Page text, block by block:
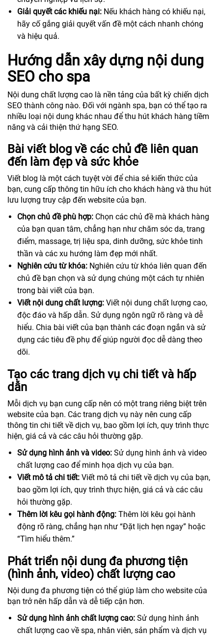
Giải quyết các khiếu nại: Nếu khách hàng có khiếu nại,
hãy cố gắng giải quyết vấn đề một cách nhanh chóng
và hiệu quả.
Hướng dẫn xây dựng nội dung
SEO cho spa
Nội dung chất lượng cao là nền tảng của bất kỳ chiến dịch
SEO thành công nào. Đối với ngành spa, bạn có thể tạo ra
nhiều loại nội dung khác nhau để thu hút khách hàng tiềm
năng và cải thiện thứ hạng SEO.
Bài viết blog về các chủ đề liên quan
đến làm đẹp và sức khỏe
Viết blog là một cách tuyệt vời để chia sẻ kiến thức của
bạn, cung cấp thông tin hữu ích cho khách hàng và thu hút
lưu lượng truy cập đến website của bạn.
Chọn chủ đề phù hợp: Chọn các chủ đề mà khách hàng
của bạn quan tâm, chẳng hạn như chăm sóc da, trang
điểm, massage, trị liệu spa, dinh dưỡng, sức khỏe tinh
thần và các xu hướng làm đẹp mới nhất.
Nghiên cứu từ khóa: Nghiên cứu từ khóa liên quan đến
chủ đề bạn chọn và sử dụng chúng một cách tự nhiên
trong bài viết của bạn.
Viết nội dung chất lượng: Viết nội dung chất lượng cao,
độc đáo và hấp dẫn. Sử dụng ngôn ngữ rõ ràng và dễ
hiểu. Chia bài viết của bạn thành các đoạn ngắn và sử
dụng các tiêu đề phụ để giúp người đọc dễ dàng theo
dõi.
Tạo các trang dịch vụ chi tiết và hấp
dẫn
Mỗi dịch vụ bạn cung cấp nên có một trang riêng biệt trên
website của bạn. Các trang dịch vụ này nên cung cấp
thông tin chi tiết về dịch vụ, bao gồm lợi ích, quy trình thực
hiện, giá cả và các câu hỏi thường gặp.
Sử dụng hình ảnh và video: Sử dụng hình ảnh và video
chất lượng cao để minh họa dịch vụ của bạn.
Viết mô tả chi tiết: Viết mô tả chi tiết về dịch vụ của bạn,
bao gồm lợi ích, quy trình thực hiện, giá cả và các câu
hỏi thường gặp.
Thêm lời kêu gọi hành động: Thêm lời kêu gọi hành
động rõ ràng, chẳng hạn như “Đặt lịch hẹn ngay” hoặc
“Tìm hiểu thêm.”
Phát triển nội dung đa phương tiện
(hình ảnh, video) chất lượng cao
Nội dung đa phương tiện có thể giúp làm cho website của
bạn trở nên hấp dẫn và dễ tiếp cận hơn.
Sử dụng hình ảnh chất lượng cao: Sử dụng hình ảnh
chất lượng cao về spa, nhân viên, sản phẩm và dịch vụ